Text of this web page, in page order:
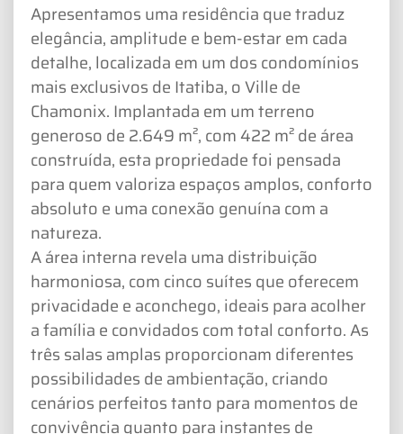
Apresentamos uma residência que traduz
elegância, amplitude e bem-estar em cada
detalhe, localizada em um dos condomínios
mais exclusivos de Itatiba, o Ville de
Chamonix. Implantada em um terreno
generoso de 2.649 m², com 422 m² de área
construída, esta propriedade foi pensada
para quem valoriza espaços amplos, conforto
absoluto e uma conexão genuína com a
natureza.
A área interna revela uma distribuição
harmoniosa, com cinco suítes que oferecem
privacidade e aconchego, ideais para acolher
a família e convidados com total conforto. As
três salas amplas proporcionam diferentes
possibilidades de ambientação, criando
cenários perfeitos tanto para momentos de
convivência quanto para instantes de